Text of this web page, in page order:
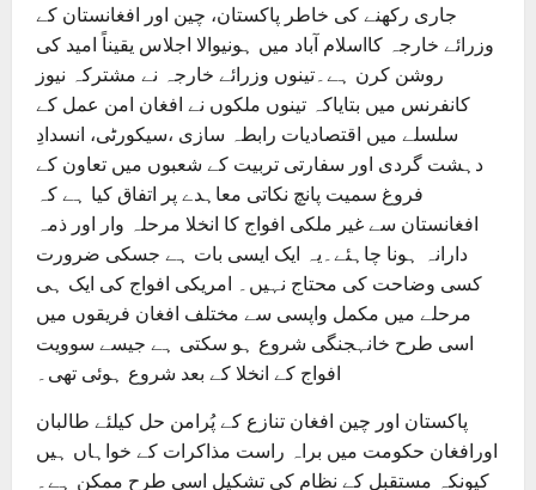
جاری رکھنے کی خاطر پاکستان، چین اور افغانستان کے
وزرائے خارجہ کااسلام آباد میں ہونیوالا اجلاس یقیناً امید کی
روشن کرن ہے۔تینوں وزرائے خارجہ نے مشترکہ نیوز
کانفرنس میں بتایاکہ تینوں ملکوں نے افغان امن عمل کے
سلسلے میں اقتصادیات رابطہ سازی ،سیکورٹی، انسدادِ
دہشت گردی اور سفارتی تربیت کے شعبوں میں تعاون کے
فروغ سمیت پانچ نکاتی معاہدے پر اتفاق کیا ہے کہ
افغانستان سے غیر ملکی افواج کا انخلا مرحلہ وار اور ذمہ
دارانہ ہونا چاہئے۔یہ ایک ایسی بات ہے جسکی ضرورت
کسی وضاحت کی محتاج نہیں۔ امریکی افواج کی ایک ہی
مرحلے میں مکمل واپسی سے مختلف افغان فریقوں میں
اسی طرح خانہجنگی شروع ہو سکتی ہے جیسے سوویت
افواج کے انخلا کے بعد شروع ہوئی تھی۔
پاکستان اور چین افغان تنازع کے پُرامن حل کیلئے طالبان
اورافغان حکومت میں براہ راست مذاکرات کے خواہاں ہیں
کیونکہ مستقبل کے نظام کی تشکیل اسی طرح ممکن ہے۔